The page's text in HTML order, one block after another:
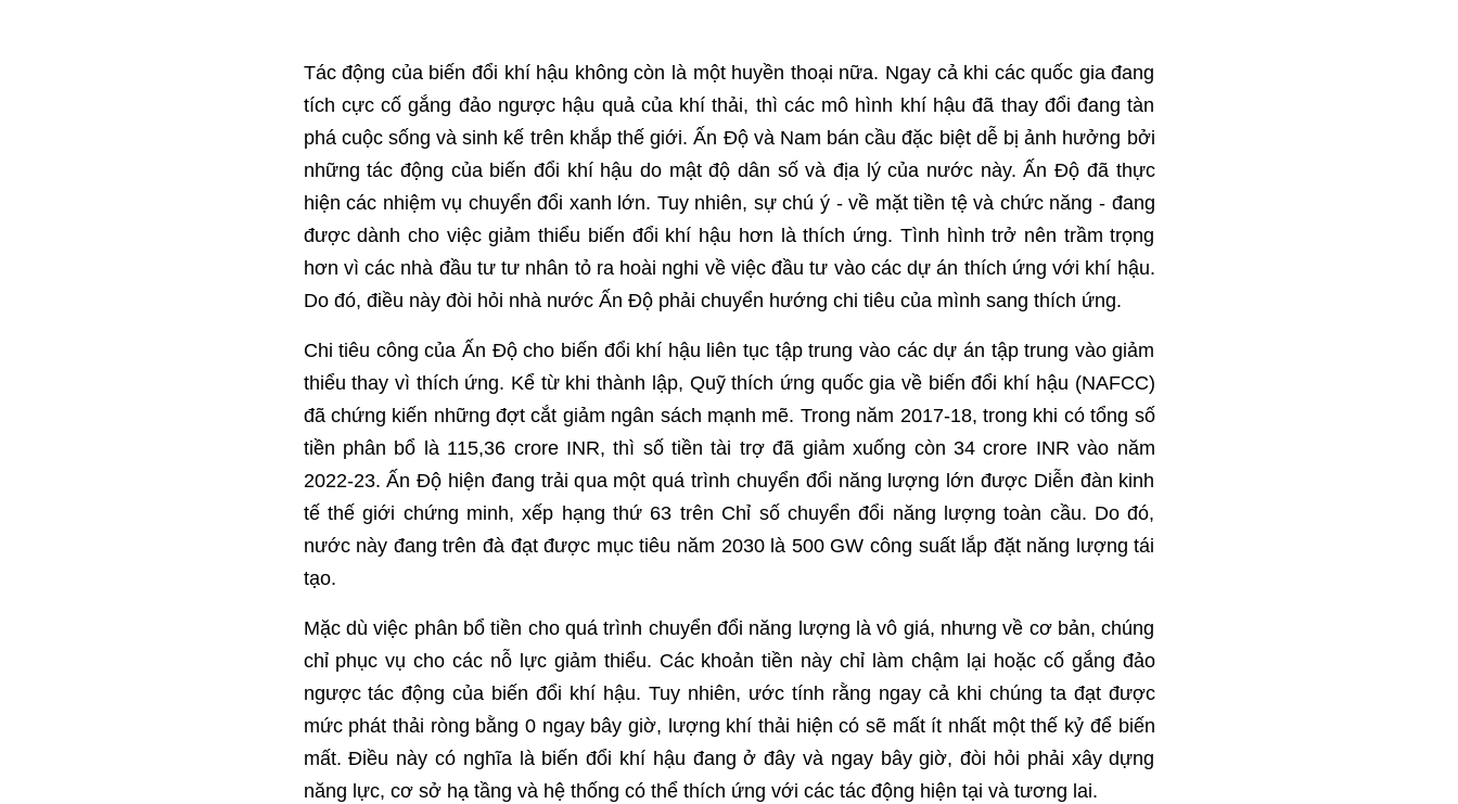
Tác động của biến đổi khí hậu không còn là một huyền thoại nữa. Ngay cả khi các quốc gia đang
tích cực cố gắng đảo ngược hậu quả của khí thải, thì các mô hình khí hậu đã thay đổi đang tàn
phá cuộc sống và sinh kế trên khắp thế giới. Ấn Độ và Nam bán cầu đặc biệt dễ bị ảnh hưởng bởi
những tác động của biến đổi khí hậu do mật độ dân số và địa lý của nước này. Ấn Độ đã thực
hiện các nhiệm vụ chuyển đổi xanh lớn. Tuy nhiên, sự chú ý - về mặt tiền tệ và chức năng - đang
được dành cho việc giảm thiểu biến đổi khí hậu hơn là thích ứng. Tình hình trở nên trầm trọng
hơn vì các nhà đầu tư tư nhân tỏ ra hoài nghi về việc đầu tư vào các dự án thích ứng với khí hậu.
Do đó, điều này đòi hỏi nhà nước Ấn Độ phải chuyển hướng chi tiêu của mình sang thích ứng.
Chi tiêu công của Ấn Độ cho biến đổi khí hậu liên tục tập trung vào các dự án tập trung vào giảm
thiểu thay vì thích ứng. Kể từ khi thành lập, Quỹ thích ứng quốc gia về biến đổi khí hậu (NAFCC)
đã chứng kiến ​​những đợt cắt giảm ngân sách mạnh mẽ. Trong năm 2017-18, trong khi có tổng số
tiền phân bổ là 115,36 crore INR, thì số tiền tài trợ đã giảm xuống còn 34 crore INR vào năm
2022-23. Ấn Độ hiện đang trải qua một quá trình chuyển đổi năng lượng lớn được Diễn đàn kinh
tế thế giới chứng minh, xếp hạng thứ 63 trên Chỉ số chuyển đổi năng lượng toàn cầu. Do đó,
nước này đang trên đà đạt được mục tiêu năm 2030 là 500 GW công suất lắp đặt năng lượng tái
tạo.
Mặc dù việc phân bổ tiền cho quá trình chuyển đổi năng lượng là vô giá, nhưng về cơ bản, chúng
chỉ phục vụ cho các nỗ lực giảm thiểu. Các khoản tiền này chỉ làm chậm lại hoặc cố gắng đảo
ngược tác động của biến đổi khí hậu. Tuy nhiên, ước tính rằng ngay cả khi chúng ta đạt được
mức phát thải ròng bằng 0 ngay bây giờ, lượng khí thải hiện có sẽ mất ít nhất một thế kỷ để biến
mất. Điều này có nghĩa là biến đổi khí hậu đang ở đây và ngay bây giờ, đòi hỏi phải xây dựng
năng lực, cơ sở hạ tầng và hệ thống có thể thích ứng với các tác động hiện tại và tương lai.